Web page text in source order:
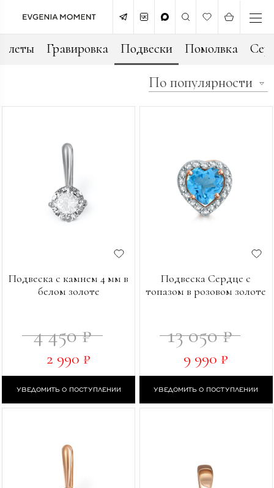
Гравировка Подвески Помолвка
По популярности
Подвеска с камнем 4 мм в
белом золоте
4 450 ₽
2 990 ₽
УВЕДОМИТЬ О ПОСТУПЛЕНИИ
Подвеска Сердце с
топазом в розовом золоте
13 050 ₽
9 990 ₽
УВЕДОМИТЬ О ПОСТУПЛЕНИИ